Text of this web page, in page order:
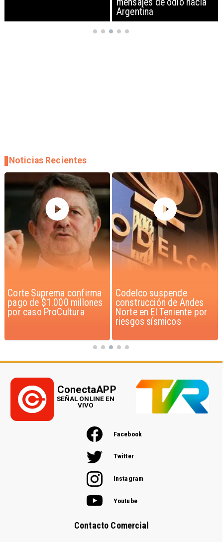
mensajes de odio hacia
Argentina
Corte Suprema confirma
pago de $1.000 millones
por caso ProCultura
Codelco suspende
construcción de Andes
Norte en El Teniente por
riesgos sísmicos
Noticias Recientes
Facebook
Twitter
Instagram
Youtube
Contacto Comercial
ConectaAPP
SEÑAL ONLINE EN
VIVO